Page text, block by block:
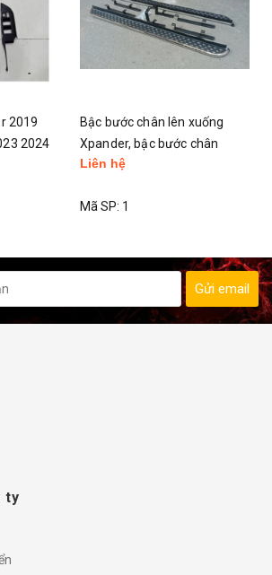
2019
2024
Bậc bước chân lên xuống
Xpander, bậc bước chân
xpander
Liên hệ
Mã SP: 1
Gửi email
ty